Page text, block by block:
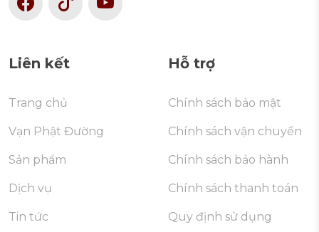
Liên kết
Trang chủ
Vạn Phật Đường
Sản phẩm
Dịch vụ
Tin tức
Hỗ trợ
Chính sách bảo mật
Chính sách vận chuyển
Chính sách bảo hành
Chính sách thanh toán
Quy định sử dụng